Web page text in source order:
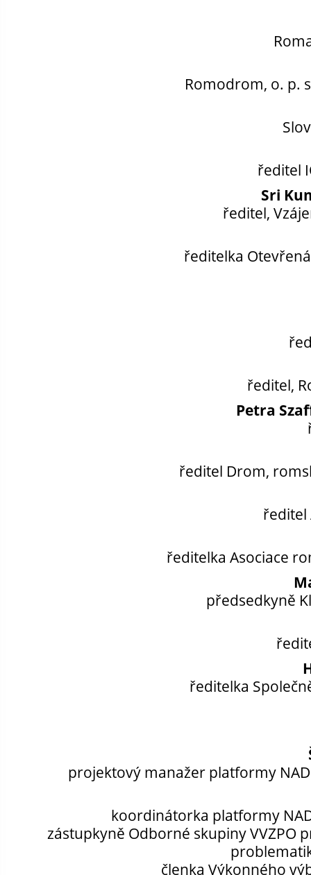
Romodrom, o. p.
ředitel
Sri
ředitel,
ředitelka
ředitel,
Petra
ředitel Drom,
ředitel
ředitelka Asociace
předsedkyně
ředitelka
projektový manažer platformy
koordinátorka platformy
zástupkyně Odborné skupiny VVZPO
členka Výkonného